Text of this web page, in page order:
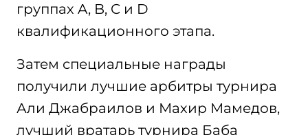
группах A, B, C и D
квалификационного этапа.
Затем специальные награды
получили лучшие арбитры турнира
Али Джабраилов и Махир Мамедов,
лучший вратарь турнира Баба